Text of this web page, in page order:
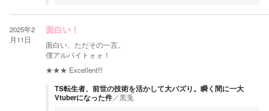
2025年2
月11日
面白い！
面白い、ただその一言。
僕アルバイトォォ！
★★★ Excellent!!!
TS転生者、前世の技術を活かして大バズり。瞬く間に一大
Vtuberになった件／黒兎